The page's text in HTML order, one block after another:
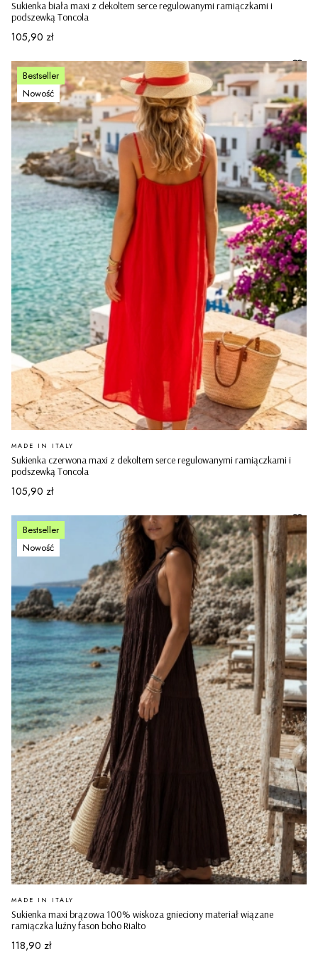
Sukienka biała maxi z dekoltem serce regulowanymi ramiączkami i
podszewką Toncola
Cena
105,90 zł
Bestseller
Nowość
Sukienka czerwona maxi z dekoltem serce regulowanymi ramiączkami i
podszewką Toncola
PRODUCENT
MADE IN ITALY
Cena
105,90 zł
Bestseller
Nowość
Sukienka maxi brązowa 100% wiskoza gnieciony materiał wiązane
ramiączka luźny fason boho Rialto
PRODUCENT
MADE IN ITALY
Cena
118,90 zł